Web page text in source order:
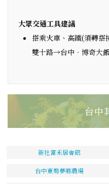
大眾交通工具建議
搭乘火車、高鐵(須轉
雙十路→台中‧博奇大
台中
新社富禾居會館
台中東勢夢鄉農場